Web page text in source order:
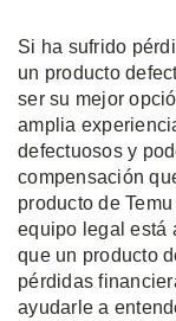
Si ha sufrido
un producto
ser su mejor
amplia
defectuosos y
compensación
producto de
equipo legal está
que un producto
pérdidas
ayudarle a